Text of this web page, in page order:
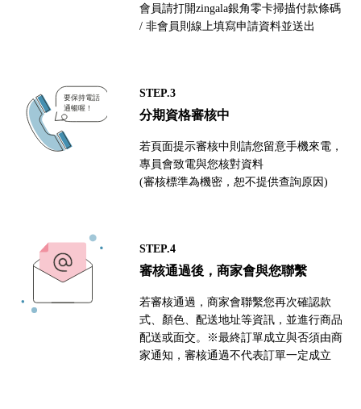
會員請打開zingala銀角零卡掃描付款條碼
/ 非會員則線上填寫申請資料並送出
STEP.3
分期資格審核中
若頁面提示審核中則請您留意手機來電，
專員會致電與您核對資料
(審核標準為機密，恕不提供查詢原因)
STEP.4
審核通過後，商家會與您聯繫
若審核通過，商家會聯繫您再次確認款
式、顏色、配送地址等資訊，並進行商品
配送或面交。※最終訂單成立與否須由商
家通知，審核通過不代表訂單一定成立